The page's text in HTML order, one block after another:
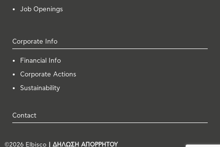
Job Openings
Corporate Info
Financial Info
Corporate Actions
Sustainability
Contact
©2026 Elbisco | ΔΗΛΩΣΗ ΑΠΟΡΡΗΤΟΥ